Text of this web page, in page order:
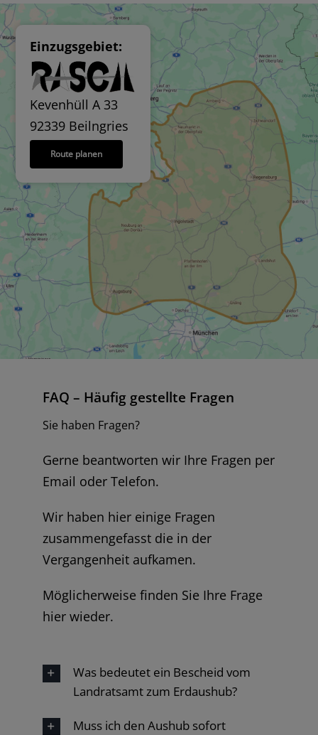
Einzugsgebiet:
Kevenhüll A 33
92339 Beilngries
Route planen
FAQ – Häufig gestellte Fragen
Sie haben Fragen?
Gerne beantworten wir Ihre Fragen per
Email oder Telefon.
Wir haben hier einige Fragen
zusammengefasst die in der
Vergangenheit aufkamen.
Möglicherweise finden Sie Ihre Frage
hier wieder.
Was bedeutet ein Bescheid vom
Landratsamt zum Erdaushub?
Muss ich den Aushub sofort